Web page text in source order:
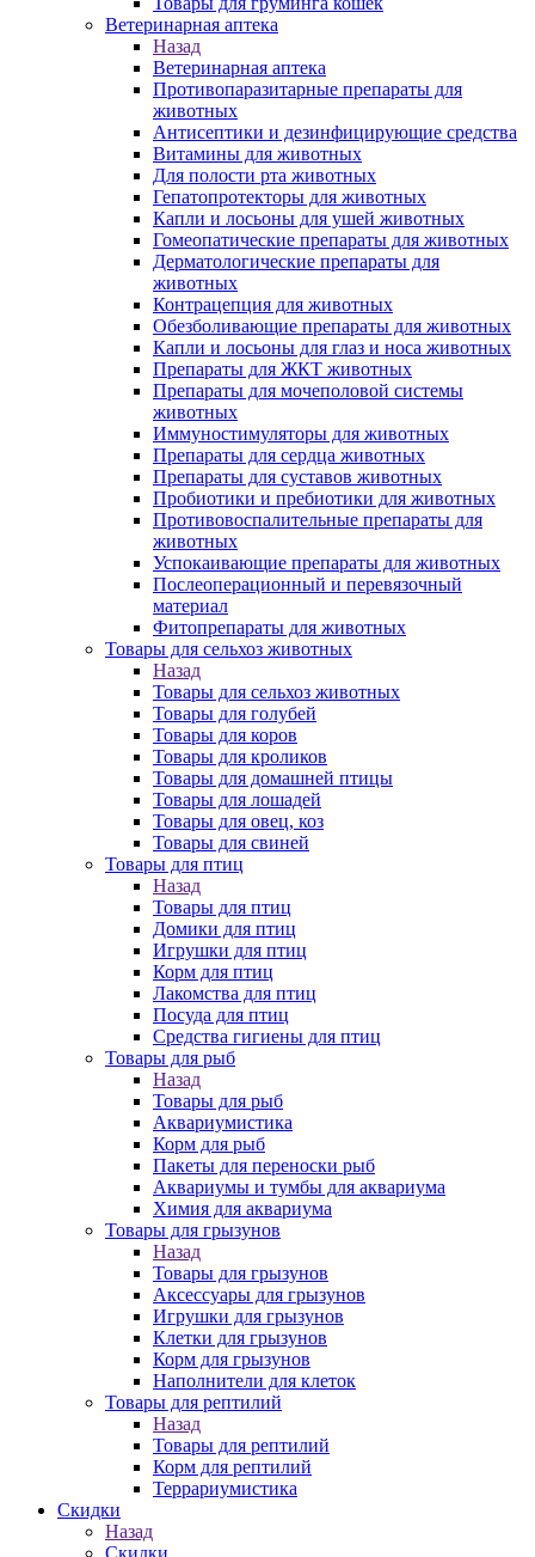
Ветеринарная аптека
Назад
Ветеринарная аптека
Противопаразитарные препараты для
животных
Антисептики и дезинфицирующие средства
Витамины для животных
Для полости рта животных
Гепатопротекторы для животных
Капли и лосьоны для ушей животных
Гомеопатические препараты для животных
Дерматологические препараты для
животных
Контрацепция для животных
Обезболивающие препараты для животных
Капли и лосьоны для глаз и носа животных
Препараты для ЖКТ животных
Препараты для мочеполовой системы
животных
Иммуностимуляторы для животных
Препараты для сердца животных
Препараты для суставов животных
Пробиотики и пребиотики для животных
Противовоспалительные препараты для
животных
Успокаивающие препараты для животных
Послеоперационный и перевязочный
материал
Фитопрепараты для животных
Товары для сельхоз животных
Назад
Товары для сельхоз животных
Товары для голубей
Товары для коров
Товары для кроликов
Товары для домашней птицы
Товары для лошадей
Товары для овец, коз
Товары для свиней
Товары для птиц
Назад
Товары для птиц
Домики для птиц
Игрушки для птиц
Корм для птиц
Лакомства для птиц
Посуда для птиц
Средства гигиены для птиц
Товары для рыб
Назад
Товары для рыб
Аквариумистика
Корм для рыб
Пакеты для переноски рыб
Аквариумы и тумбы для аквариума
Химия для аквариума
Товары для грызунов
Назад
Товары для грызунов
Аксессуары для грызунов
Игрушки для грызунов
Клетки для грызунов
Корм для грызунов
Наполнители для клеток
Товары для рептилий
Назад
Товары для рептилий
Корм для рептилий
Террариумистика
Скидки
Назад
Скидки